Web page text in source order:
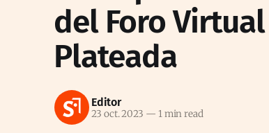
del Foro
Plateada
Editor
23 oct. 2023 — 1 min read